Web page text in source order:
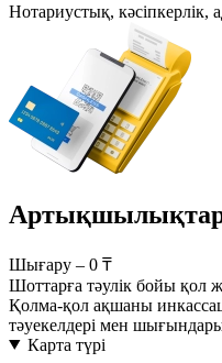
Нотариустық, кәсіпкерлік,
Шығару – 0 ₸
Шоттарға тәулік бойы қол
Қолма-қол ақшаны
тәуекелдері мен
Карта түрі